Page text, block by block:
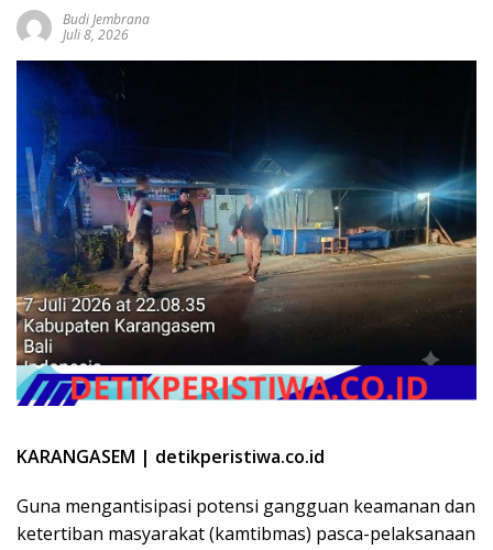
Budi Jembrana
Juli 8, 2026
KARANGASEM | detikperistiwa.co.id
Guna mengantisipasi potensi gangguan keamanan dan
ketertiban masyarakat (kamtibmas) pasca-pelaksanaan